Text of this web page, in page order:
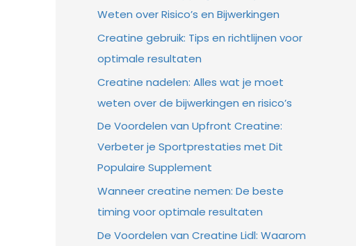
Weten over Risico’s en Bijwerkingen
Creatine gebruik: Tips en richtlijnen voor
optimale resultaten
Creatine nadelen: Alles wat je moet
weten over de bijwerkingen en risico’s
De Voordelen van Upfront Creatine:
Verbeter je Sportprestaties met Dit
Populaire Supplement
Wanneer creatine nemen: De beste
timing voor optimale resultaten
De Voordelen van Creatine Lidl: Waarom